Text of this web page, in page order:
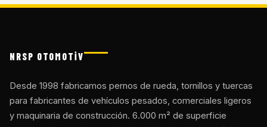
NRSP OTOMOTİV
Desde 1998 fabricamos pernos de rueda, tornillos y tuercas
para fabricantes de vehículos pesados, comerciales ligeros
y maquinaria de construcción. 6.000 m² de superficie